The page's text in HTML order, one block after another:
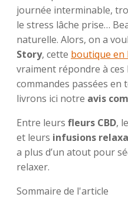
journée interminable,
le stress lâche prise…
naturelle. Alors, on a
Story, cette boutique en
vraiment répondre à
commandes passées
livrons ici notre avis
Entre leurs fleurs CBD,
et leurs infusions
a plus d’un atout pour
relaxer.
Sommaire de l'article